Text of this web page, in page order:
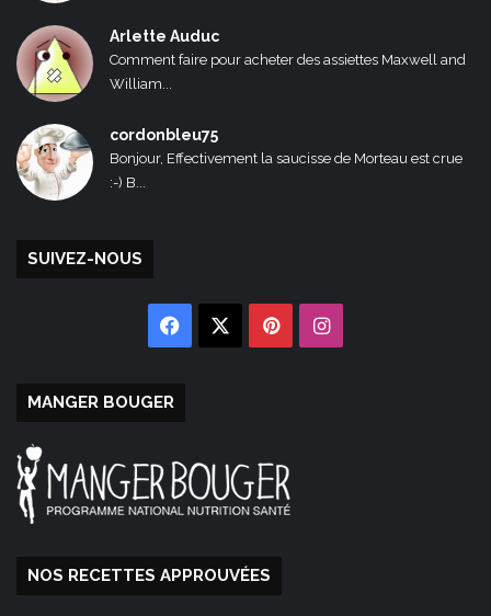
Arlette Auduc
Comment faire pour acheter des assiettes Maxwell and
William...
cordonbleu75
Bonjour, Effectivement la saucisse de Morteau est crue
:-) B...
SUIVEZ-NOUS
Facebook PinterestInstagram
MANGER BOUGER
NOS RECETTES APPROUVÉES